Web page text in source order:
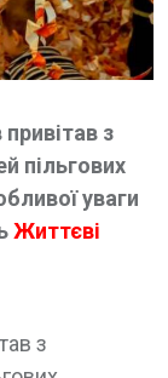
з
пільгових
уваги
Життєві
з